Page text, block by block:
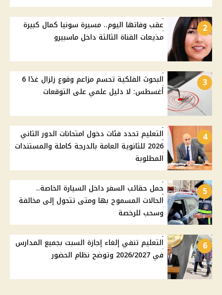
2
عقب وفاتها اليوم.. مسيرة سونيا كمال كبيرة
مذيعات القناة الثالثة داخل ماسبيرو
3
البحوث الفلكية تحسم مزاعم وقوع زلزال غدًا 6
أغسطس: لا دليل علمي على التوقعات
4
التعليم تحدد فئات دخول امتحانات الدور الثاني
2026 للثانوية العامة بالدرجة كاملة والمستندات
المطلوبة
5
حمل حقائب السفر داخل السيارة الخاصة..
الحالات المسموح بها ومتى تتحول إلى مخالفة
وسحب للرخصة
6
التعليم تنفي إلغاء إجازة السبت بجميع المدارس
في 2026/2027 وتوضح نظام الحضور